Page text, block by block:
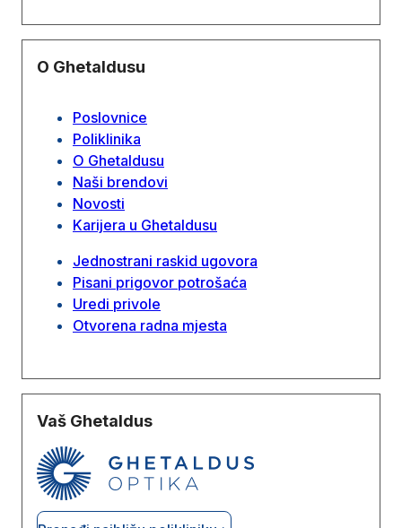
O Ghetaldusu
Poslovnice
Poliklinika
O Ghetaldusu
Naši brendovi
Novosti
Karijera u Ghetaldusu
Jednostrani raskid ugovora
Pisani prigovor potrošaća
Uredi privole
Otvorena radna mjesta
Vaš Ghetaldus